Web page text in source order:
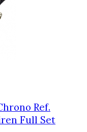
Ref.
Full Set